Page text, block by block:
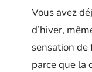
Vous avez
d’hiver,
sensation de
parce que la